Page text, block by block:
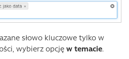
słowo kluczowe tylko w
wybierz opcję w temacie.